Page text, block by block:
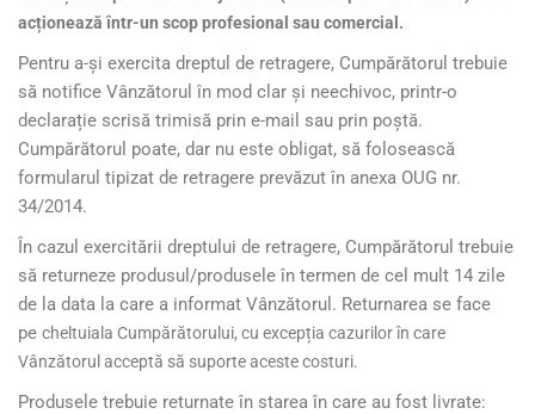
acționează într-un scop profesional sau comercial.
Pentru a-și exercita dreptul de retragere, Cumpărătorul trebuie
să notifice Vânzătorul în mod clar și neechivoc, printr-o
declarație scrisă trimisă prin e-mail sau prin poștă.
Cumpărătorul poate, dar nu este obligat, să folosească
formularul tipizat de retragere prevăzut în anexa OUG nr.
34/2014.
În cazul exercitării dreptului de retragere, Cumpărătorul trebuie
să returneze produsul/produsele în termen de cel mult 14 zile
de la data la care a informat Vânzătorul. Returnarea se face
pe cheltuiala Cumpărătorului, cu excepția cazurilor în care
Vânzătorul acceptă să suporte aceste costuri.
Produsele trebuie returnate în starea în care au fost livrate: